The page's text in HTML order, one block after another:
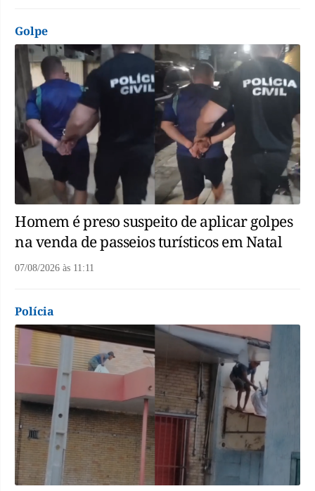
Golpe
Homem é preso suspeito de aplicar golpes
na venda de passeios turísticos em Natal
07/08/2026 às 11:11
Polícia